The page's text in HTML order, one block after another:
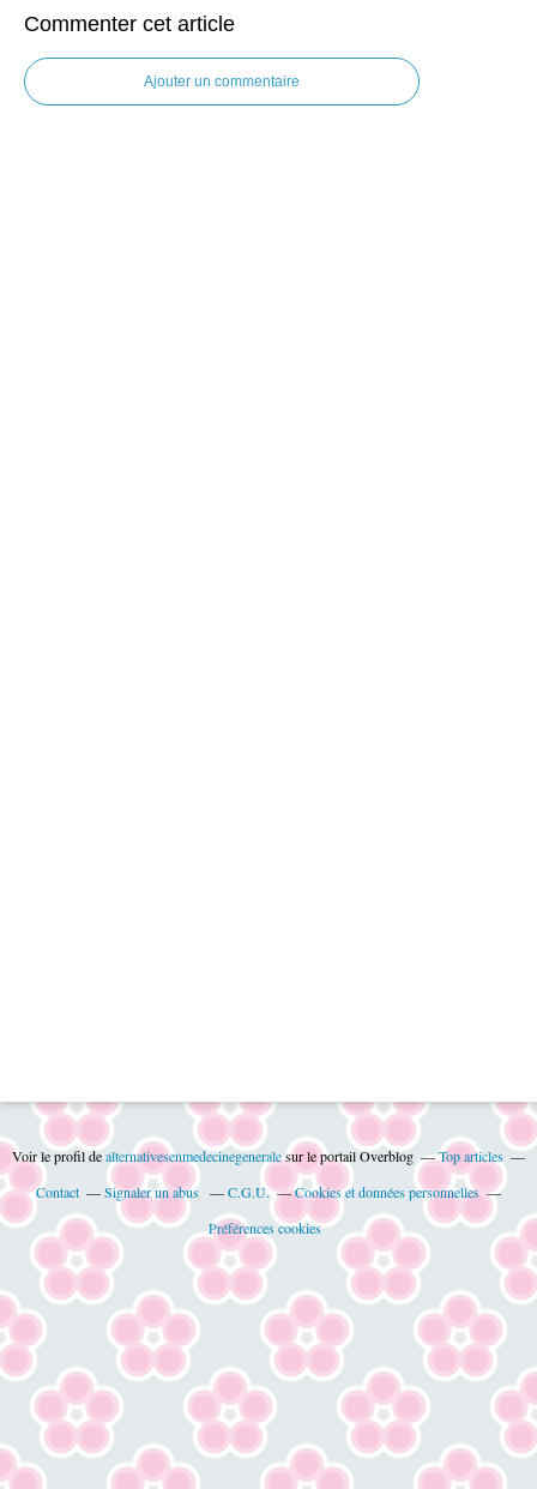
Commenter cet article
Ajouter un commentaire
Voir le profil dealternativesenmedecinegeneralesur le portail Overblog
Top articles
Contact
Signaler un abus C.G.U.
Cookies et données personnelles
Préférences cookies